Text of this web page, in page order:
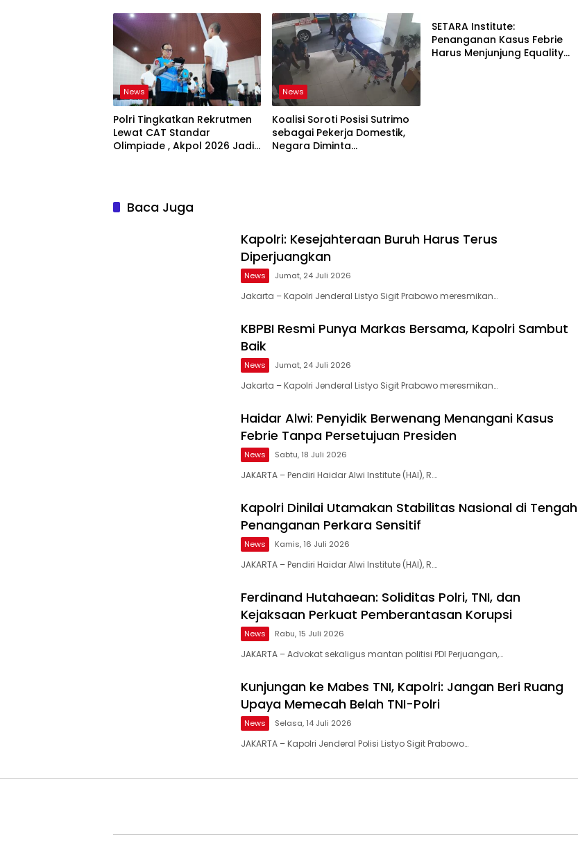
Sistem
News
Polri Tingkatkan Rekrutmen
Lewat CAT Standar
Olimpiade , Akpol 2026 Jadi
News
Koalisi Soroti Posisi Sutrimo
sebagai Pekerja Domestik,
Negara Diminta
SETARA Institute:
Penanganan Kasus Febrie
Harus Menjunjung Equality
Baca Juga
Kapolri: Kesejahteraan Buruh Harus Terus
Diperjuangkan
News Jumat, 24 Juli 2026
Jakarta – Kapolri Jenderal Listyo Sigit Prabowo meresmikan…
KBPBI Resmi Punya Markas Bersama, Kapolri Sambut
Baik
News Jumat, 24 Juli 2026
Jakarta – Kapolri Jenderal Listyo Sigit Prabowo meresmikan…
Haidar Alwi: Penyidik Berwenang Menangani Kasus
Febrie Tanpa Persetujuan Presiden
News Sabtu, 18 Juli 2026
JAKARTA – Pendiri Haidar Alwi Institute (HAI), R….
Kapolri Dinilai Utamakan Stabilitas Nasional di Tengah
Penanganan Perkara Sensitif
News Kamis, 16 Juli 2026
JAKARTA – Pendiri Haidar Alwi Institute (HAI), R….
Ferdinand Hutahaean: Soliditas Polri, TNI, dan
Kejaksaan Perkuat Pemberantasan Korupsi
News Rabu, 15 Juli 2026
JAKARTA – Advokat sekaligus mantan politisi PDI Perjuangan,…
Kunjungan ke Mabes TNI, Kapolri: Jangan Beri Ruang
Upaya Memecah Belah TNI-Polri
News Selasa, 14 Juli 2026
JAKARTA – Kapolri Jenderal Polisi Listyo Sigit Prabowo…